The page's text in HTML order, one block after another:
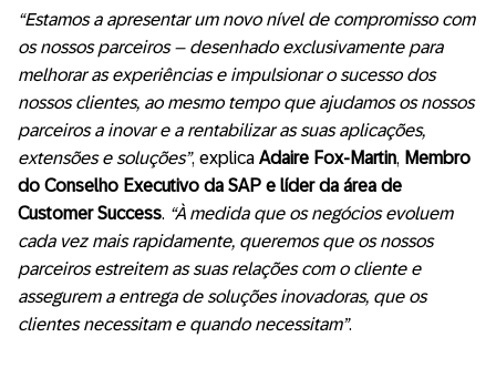
“Estamos a apresentar um novo nível de compromisso com
os nossos parceiros – desenhado exclusivamente para
melhorar as experiências e impulsionar o sucesso dos
nossos clientes, ao mesmo tempo que ajudamos os nossos
parceiros a inovar e a rentabilizar as suas aplicações,
extensões e soluções”, explica Adaire Fox-Martin, Membro
do Conselho Executivo da SAP e líder da área de
Customer Success. “À medida que os negócios evoluem
cada vez mais rapidamente, queremos que os nossos
parceiros estreitem as suas relações com o cliente e
assegurem a entrega de soluções inovadoras, que os
clientes necessitam e quando necessitam”.